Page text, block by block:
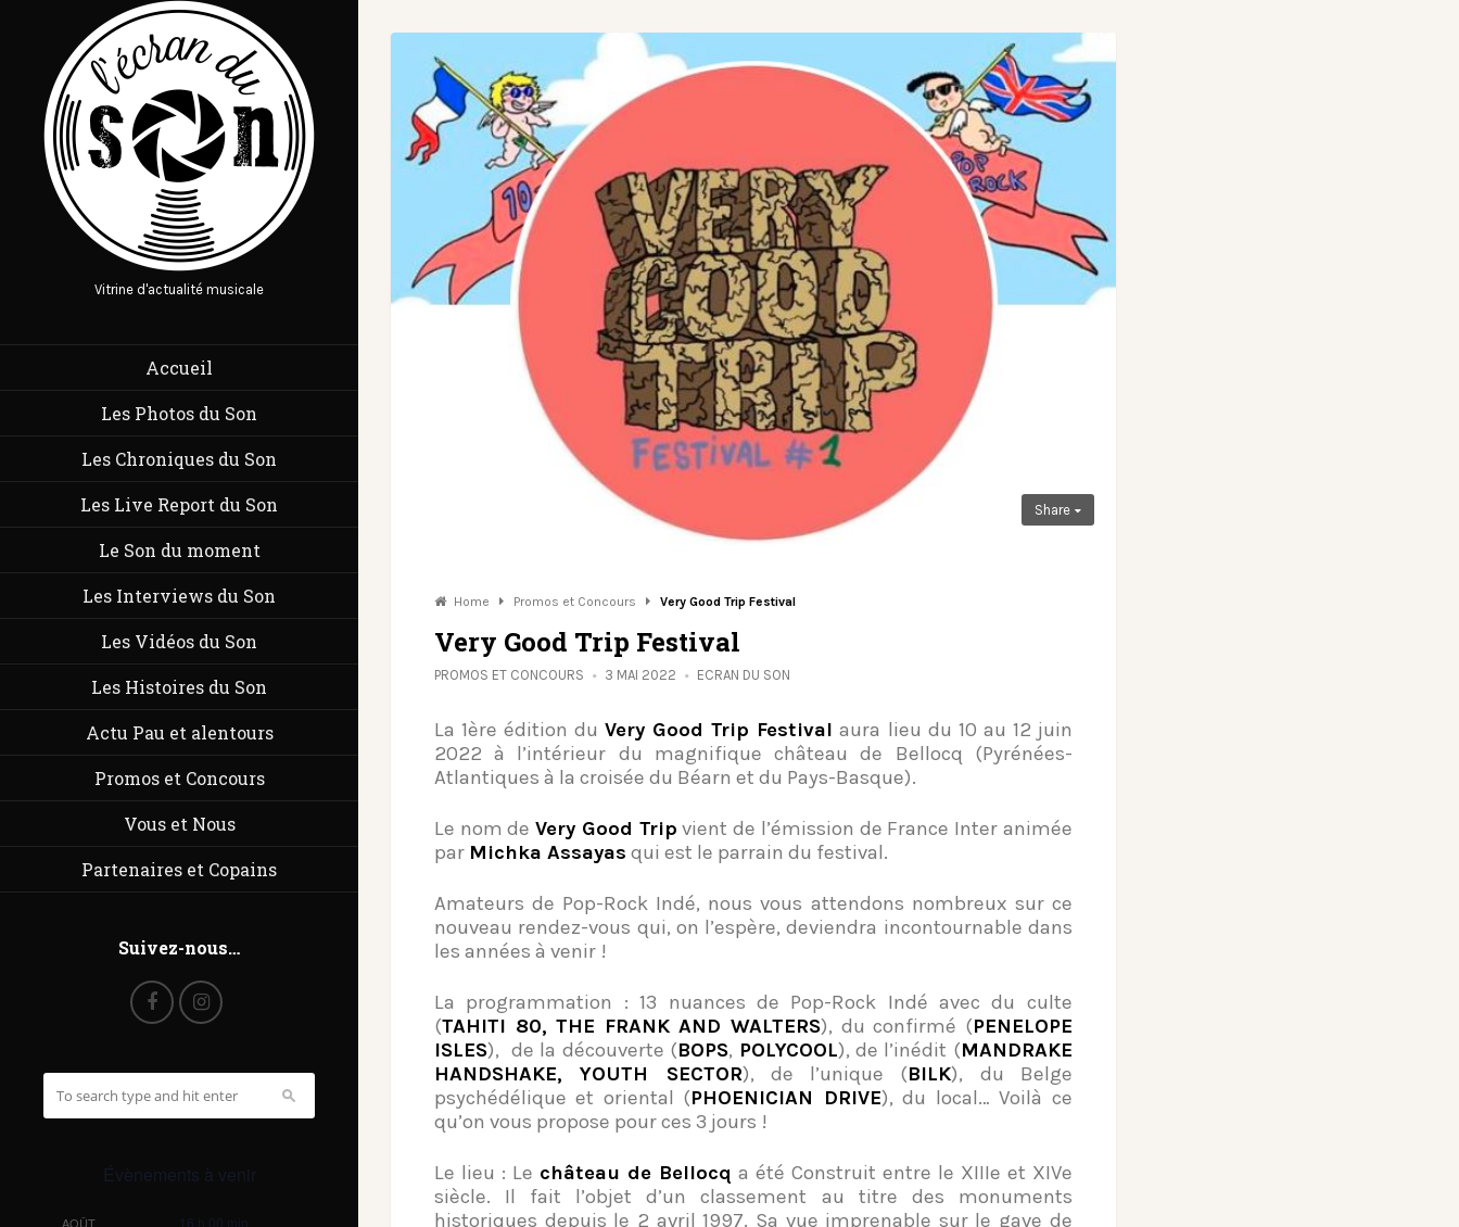
Vitrine d'actualité musicale
Accueil
Les Photos du Son
Les Chroniques du Son
Les Live Report du Son
Le Son du moment
Les Interviews du Son
Les Vidéos du Son
Les Histoires du Son
Actu Pau et alentours
Promos et Concours
Vous et Nous
Partenaires et Copains
Suivez-nous…
Évènements à venir
AOÛT 16 h 00 min
Share
Home Promos et Concours Very Good Trip Festival
Very Good Trip Festival
PROMOS ET CONCOURS 3 MAI 2022 ECRAN DU SON
La 1ère édition duVery Good Trip Festival aura lieu du 10 au 12 juin
2022 à l’intérieur du magnifique château de Bellocq (Pyrénées-
Atlantiques à la croisée du Béarn et du Pays-Basque).
Le nom deVery Good Trip vient de l’émission de France Inter animée
par Michka Assayas qui est le parrain du festival.
Amateurs de Pop-Rock Indé, nous vous attendons nombreux sur ce
nouveau rendez-vous qui, on l’espère, deviendra incontournable dans
les années à venir !
La programmation : 13 nuances de Pop-Rock Indé avec du culte
(TAHITI 80, THE FRANK AND WALTERS), du confirmé (PENELOPE
ISLES), de la découverte (BOPS, POLYCOOL), de l’inédit (MANDRAKE
HANDSHAKE, YOUTH SECTOR), de l’unique (BILK), du Belge
psychédélique et oriental (PHOENICIAN DRIVE), du local… Voilà ce
qu’on vous propose pour ces 3 jours !
Le lieu : Le château de Bellocq a été Construit entre le XIIIe et XIVe
siècle. Il fait l’objet d’un classement au titre des monuments
historiques depuis le 2 avril 1997. Sa vue imprenable sur le gave de